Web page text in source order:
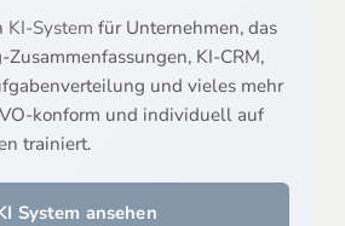
KI-System für Unternehmen, das
KI-CRM,
und vieles mehr
konform und individuell auf
trainiert.
System ansehen